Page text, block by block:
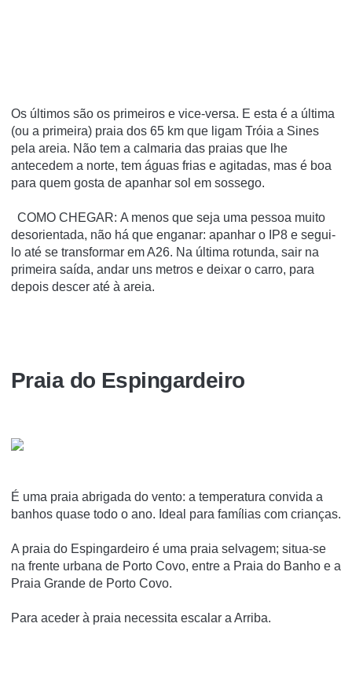
Os últimos são os primeiros e vice-versa. E esta é a última
(ou a primeira) praia dos 65 km que ligam Tróia a Sines
pela areia. Não tem a calmaria das praias que lhe
antecedem a norte, tem águas frias e agitadas, mas é boa
para quem gosta de apanhar sol em sossego.
COMO CHEGAR: A menos que seja uma pessoa muito
desorientada, não há que enganar: apanhar o IP8 e segui-
lo até se transformar em A26. Na última rotunda, sair na
primeira saída, andar uns metros e deixar o carro, para
depois descer até à areia.
Praia do Espingardeiro
É uma praia abrigada do vento: a temperatura convida a
banhos quase todo o ano. Ideal para famílias com crianças.
A praia do Espingardeiro é uma praia selvagem; situa-se
na frente urbana de Porto Covo, entre a Praia do Banho e a
Praia Grande de Porto Covo.
Para aceder à praia necessita escalar a Arriba.